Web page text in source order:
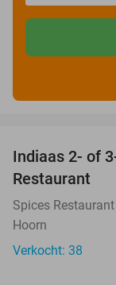
Indiaas 2- of
Restaurant
Spices Restaurant
Hoorn
Verkocht: 38